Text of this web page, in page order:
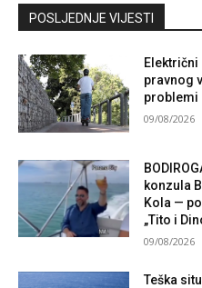
Kontaktirajte nas
POSLJEDNJE VIJESTI
pravnog
problemi
09/08/2026
konzula
Kola —
„Tito i
09/08/2026
Teška